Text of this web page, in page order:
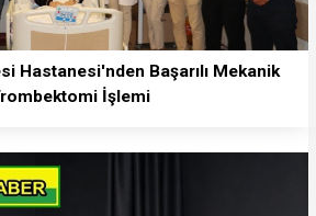
Hastanesi'nden Başarılı Mekanik
İşlemi